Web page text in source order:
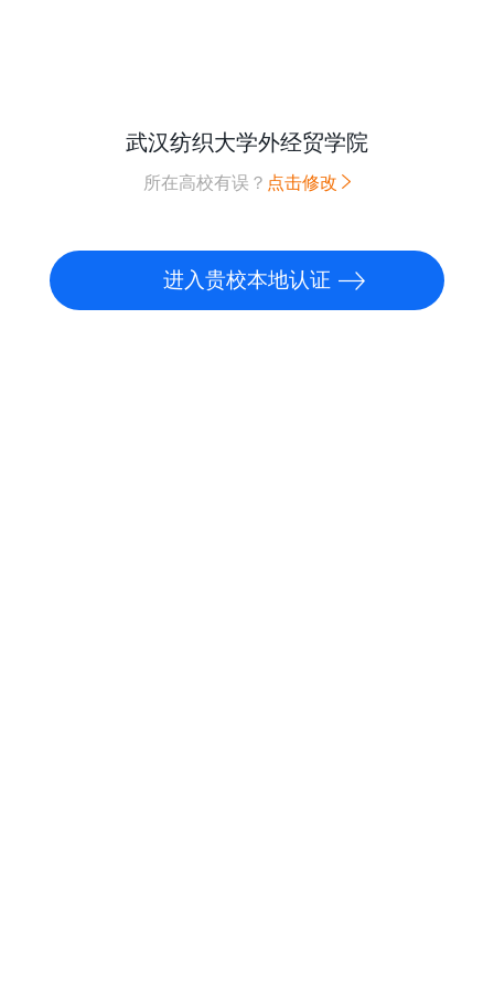
武汉纺织大学外经贸学院
所在高校有误？ 点击修改
进入贵校本地认证